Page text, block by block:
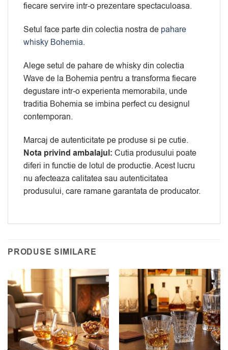
fiecare servire intr-o prezentare spectaculoasa.
Setul face parte din colectia nostra de pahare
whisky Bohemia.
Alege setul de pahare de whisky din colectia
Wave de la Bohemia pentru a transforma fiecare
degustare intr-o experienta memorabila, unde
traditia Bohemia se imbina perfect cu designul
contemporan.
Marcaj de autenticitate pe produse si pe cutie.
Nota privind ambalajul: Cutia produsului poate
diferi in functie de lotul de productie. Acest lucru
nu afecteaza calitatea sau autenticitatea
produsului, care ramane garantata de producator.
PRODUSE SIMILARE